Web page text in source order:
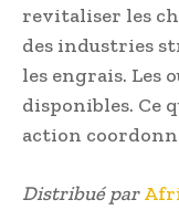
revitaliser les
des industries
les engrais. Les
disponibles. Ce
action
Distribué par